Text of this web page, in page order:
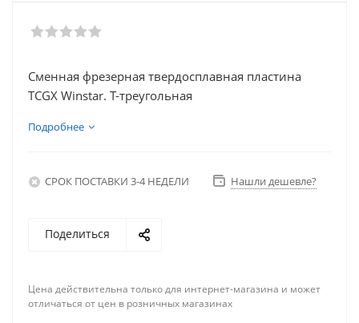
Сменная фрезерная твердосплавная пластина
TCGX Winstar. T-треугольная
Подробнее
СРОК ПОСТАВКИ 3-4 НЕДЕЛИ Нашли дешевле?
Поделиться
Цена действительна только для интернет-магазина и может
отличаться от цен в розничных магазинах